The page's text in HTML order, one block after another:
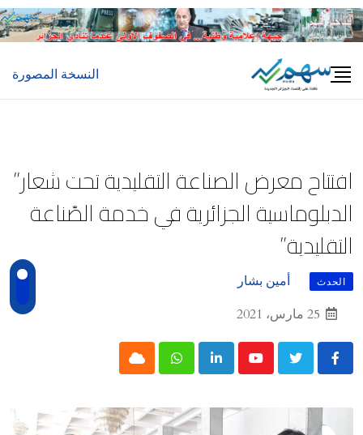
Skip
to
النسخة المصورة
افتتاح معرض الصناعة التقليدية تحت شعار”
الدبلوماسية الجزائرية في خدمة الصّناعة
التقليدية”
الحدث
أمين بشار
25 مارس، 2021
Youtube
LinkedIn
Whatsapp
Cloud